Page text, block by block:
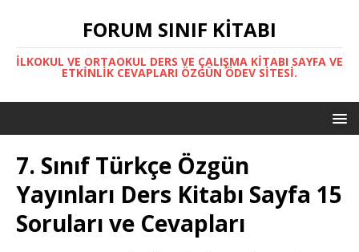
FORUM SINIF KITABI
İLKOKUL VE ORTAOKUL DERS VE ÇALIŞMA KITABI SAYFA VE
ETKINLIK CEVAPLARI ÖZGÜN ÖDEV SITESI.
7. Sınıf Türkçe Özgün
Yayınları Ders Kitabı Sayfa 15
Soruları ve Cevapları